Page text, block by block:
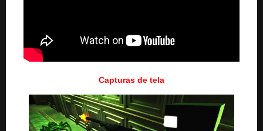
Capturas de tela